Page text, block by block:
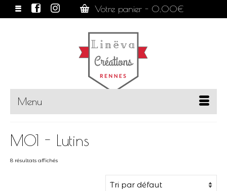
Votre panier - 0.00€
Menu
M01 - Lutins
8 résultats affichés